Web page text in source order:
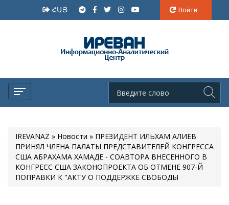
ՀԱՅ Войти
IREVANAZ » Новости » ПРЕЗИДЕНТ ИЛЬХАМ АЛИЕВ
ПРИНЯЛ ЧЛЕНА ПАЛАТЫ ПРЕДСТАВИТЕЛЕЙ КОНГРЕССА
США АБРАХАМА ХАМАДЕ - СОАВТОРА ВНЕСЕННОГО В
КОНГРЕСС США ЗАКОНОПРОЕКТА ОБ ОТМЕНЕ 907-Й
ПОПРАВКИ К "АКТУ О ПОДДЕРЖКЕ СВОБОДЫ